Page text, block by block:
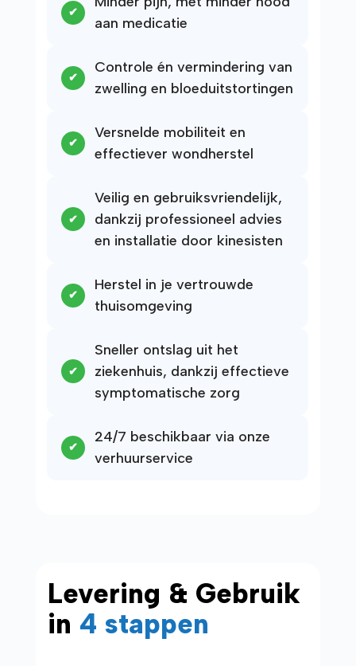
aan medicatie
Controle én vermindering van
zwelling en bloeduitstortingen
Versnelde mobiliteit en
effectiever wondherstel
Veilig en gebruiksvriendelijk,
dankzij professioneel advies
en installatie door kinesisten
Herstel in je vertrouwde
thuisomgeving
Sneller ontslag uit het
ziekenhuis, dankzij effectieve
symptomatische zorg
24/7 beschikbaar via onze
verhuurservice
Levering & Gebruik
in 4 stappen